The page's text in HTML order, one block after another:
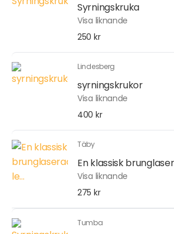
Syrningskruka
Visa liknande
250 kr
Lindesberg
syrningskrukor
Visa liknande
400 kr
Täby
En klassisk
Visa liknande
275 kr
Tumba